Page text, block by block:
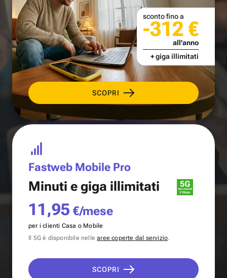
SCOPRI
sconto fino a
-312 €
all'anno
+ giga illimitati
Fastweb Mobile Pro
Minuti e giga illimitati
11,95 €/mese
per i clienti Casa o Mobile
Il 5G è disponibile nellearee coperte dal servizio.
SCOPRI